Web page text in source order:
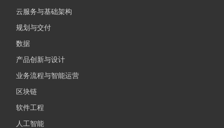
云服务与基础架构
规划与交付
数据
产品创新与设计
业务流程与智能运营
区块链
软件工程
人工智能